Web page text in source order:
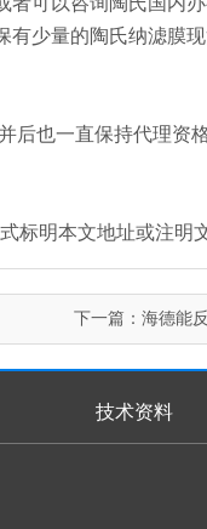
有少量的陶氏纳滤膜
后也一直保持代理资
标明本文地址或注明
下一篇： 海德能
技术资料